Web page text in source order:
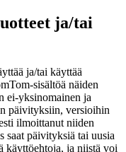
ja/tai
ja/tai käyttää
sisältöä näiden
ei‑yksinomainen ja
päivityksiin, versioihin
ilmoittanut niiden
saat päivityksiä tai uusia
käyttöehtoja, ja niistä voi